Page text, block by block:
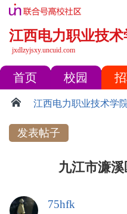
江西电力职业技术
jxdlzyjsxy.uncuid.com
首页 校园
江西电力职业技术学
发表帖子
九江市濂
75hfk